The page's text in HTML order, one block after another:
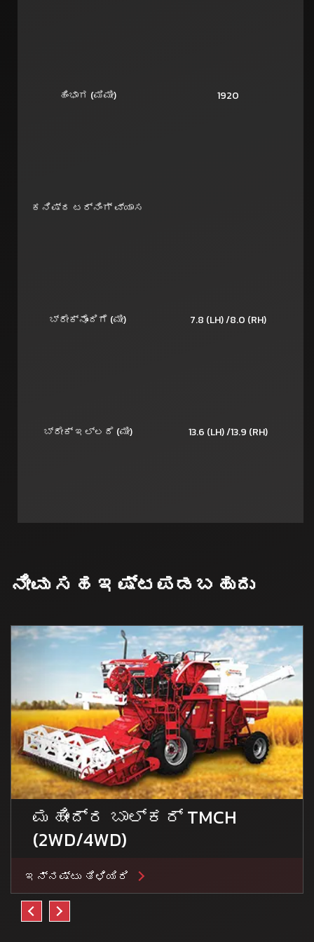
ಹಿಂಭಾಗ (ಮಿಮೀ) 1920
ಕನಿಷ್ಠ ಟರ್ನಿಂಗ್ ವ್ಯಾಸ
ಬ್ರೇಕ್‌ನೊಂದಿಗೆ (ಮೀ) 7.8 (LH) /8.0 (RH)
ಬ್ರೇಕ್ ಇಲ್ಲದೆ (ಮೀ) 13.6 (LH) /13.9 (RH)
ನೀವು ಸಹ ಇಷ್ಟಪಡಬಹುದು
ಮಹೀಂದ್ರ ಬಾಲ್ಕರ್ TMCH
(2WD/4WD)
ಇನ್ನಷ್ಟು ತಿಳಿಯಿರಿ